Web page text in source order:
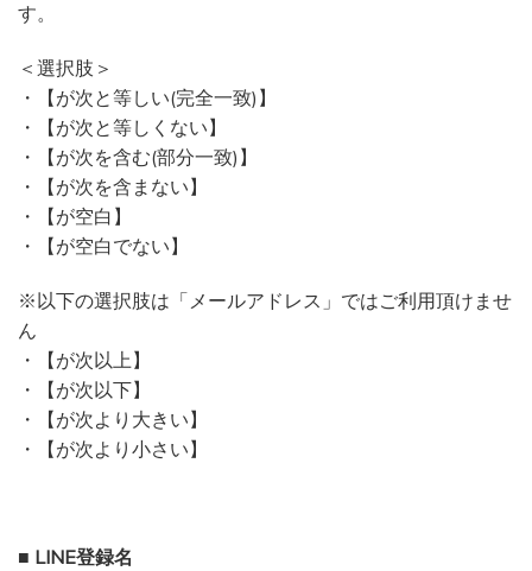
す。
＜選択肢＞
・【が次と等しい(完全一致)】
・【が次と等しくない】
・【が次を含む(部分一致)】
・【が次を含まない】
・【が空白】
・【が空白でない】
※以下の選択肢は「メールアドレス」ではご利用頂けませ
ん
・【が次以上】
・【が次以下】
・【が次より大きい】
・【が次より小さい】
■ LINE登録名